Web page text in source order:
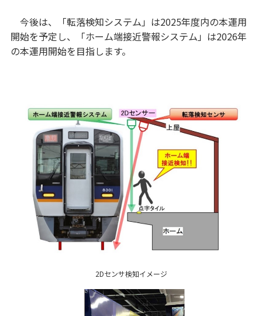
今後は、「転落検知システム」は2025年度内の本運用
開始を予定し、「ホーム端接近警報システム」は2026年
の本運用開始を目指します。
2Dセンサ検知イメージ